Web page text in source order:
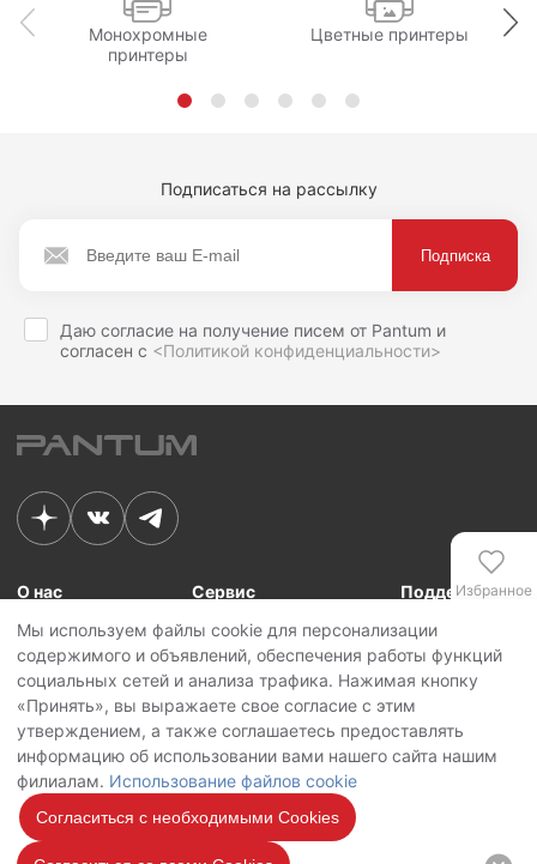
Монохромные
принтеры
Цветные принтеры
Подписаться на рассылку
Даю согласие на получение писем от Pantum и
согласен с <Политикой конфиденциальности>
Мы используем файлы cookie для персонализации
содержимого и объявлений, обеспечения работы функций
социальных сетей и анализа трафика. Нажимая кнопку
«Принять», вы выражаете свое согласие с этим
утверждением, а также соглашаетесь предоставлять
информацию об использовании вами нашего сайта нашим
филиалам. Использование файлов cookie
Согласиться с необходимыми Cookies
Избранное
Сравнение
О нас
Связь с Pantum
Новости
Контакты
Сервис
Сервисные центры
Сервисная политика
Поддержка
Для сотрудников
Для партнеров
Личный кабинет
Copyright © 2026 Pantum International Limited. Все права защищены
Политика конфиденциальности
Политика обработки персональных данных
Использование файлов cookie